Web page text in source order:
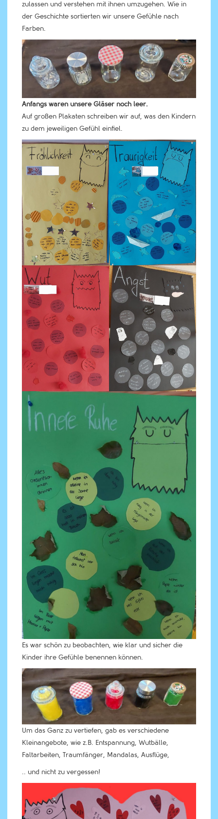
zulassen und verstehen mit ihnen umzugehen. Wie in
der Geschichte sortierten wir unsere Gefühle nach
Farben.
Anfangs waren unsere Gläser noch leer.
Auf großen Plakaten schreiben wir auf, was den Kindern
zu dem jeweiligen Gefühl einfiel.
Es war schön zu beobachten, wie klar und sicher die
Kinder ihre Gefühle benennen können.
Um das Ganz zu vertiefen, gab es verschiedene
Kleinangebote, wie z.B. Entspannung, Wutbälle,
Faltarbeiten, Traumfänger, Mandalas, Ausflüge,
.. und nicht zu vergessen!